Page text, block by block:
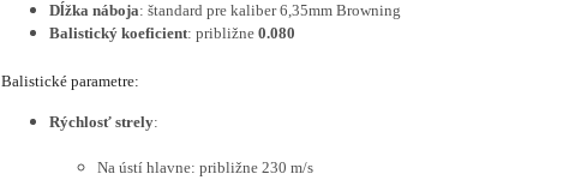
Dĺžka náboja: štandard pre kaliber 6,35mm Browning
Balistický koeficient: približne 0.080
Balistické parametre:
Rýchlosť strely:
Na ústí hlavne: približne 230 m/s